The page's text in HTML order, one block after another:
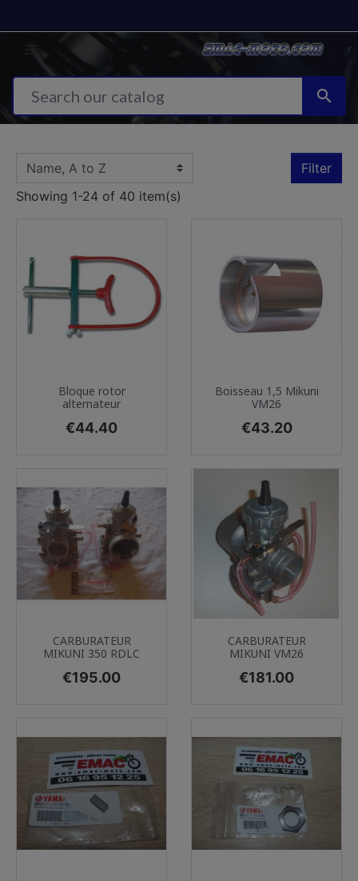

Filter
Showing 1-24 of 40 item(s)
Bloque rotor
alternateur
Price
€44.40
Boisseau 1,5 Mikuni
VM26
Price
€43.20
CARBURATEUR
MIKUNI 350 RDLC
Price
€195.00
CARBURATEUR
MIKUNI VM26
Price
€181.00